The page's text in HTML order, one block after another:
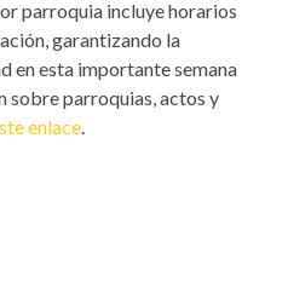
parroquia incluye horarios
garantizando la
en esta importante semana
sobre parroquias, actos y
enlace.